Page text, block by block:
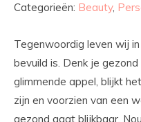
Categorieën: Beauty,
Tegenwoordig leven wij
bevuild is. Denk je
glimmende appel, blijkt
zijn en voorzien van een
gezond gaat blijkbaar.